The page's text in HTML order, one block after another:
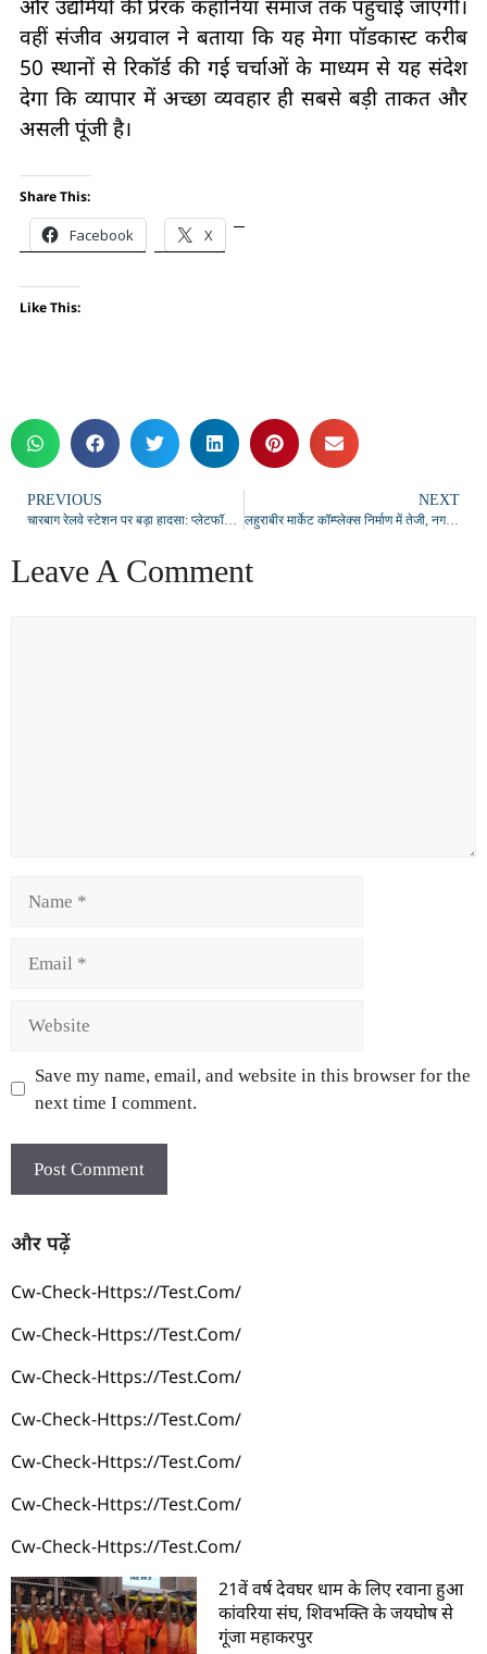
और उद्यमियों की प्रेरक कहानियां समाज तक पहुंचाई जाएंगी।
वहीं संजीव अग्रवाल ने बताया कि यह मेगा पॉडकास्ट करीब
50 स्थानों से रिकॉर्ड की गई चर्चाओं के माध्यम से यह संदेश
देगा कि व्यापार में अच्छा व्यवहार ही सबसे बड़ी ताकत और
असली पूंजी है।
Share This:
Facebook X
Like This:
PREVIOUS
चारबाग रेलवे स्टेशन पर बड़ा हादसा: प्लेटफॉर्म नंबर 5 पर टिन शेड गिरा, दो यात्री घायल
NEXT
लहुराबीर मार्केट कॉम्प्लेक्स निर्माण में तेजी, नगर आयुक्त ने किया निरीक्षण
Leave A Comment
Save my name, email, and website in this browser for the
next time I comment.
और पढ़ें
Cw-Check-Https://test.com/
Cw-Check-Https://test.com/
Cw-Check-Https://test.com/
Cw-Check-Https://test.com/
Cw-Check-Https://test.com/
Cw-Check-Https://test.com/
Cw-Check-Https://test.com/
21वें वर्ष देवघर धाम के लिए रवाना हुआ
कांवरिया संघ, शिवभक्ति के जयघोष से
गूंजा महाकरपुर